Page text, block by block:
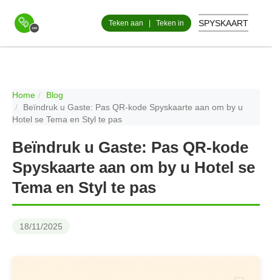
Teken aan Teken in SPYSKAART
Home
Blog
Beïndruk u Gaste: Pas QR-kode Spyskaarte aan om by u
Hotel se Tema en Styl te pas
Beïndruk u Gaste: Pas QR-kode
Spyskaarte aan om by u Hotel se
Tema en Styl te pas
18/11/2025